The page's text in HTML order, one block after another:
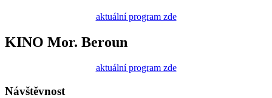
aktuální program zde
KINO Mor. Beroun
aktuální program zde
Návštěvnost